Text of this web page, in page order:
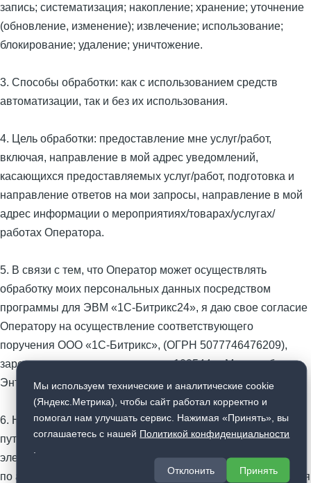
Мы используем технические и аналитические cookie
(Яндекс.Метрика), чтобы сайт работал корректно и
помогал нам улучшать сервис. Нажимая «Принять», вы
соглашаетесь с нашей Политикой конфиденциальности
Отклонить
Принять
запись; систематизация; накопление; хранение; уточнение
(обновление, изменение); извлечение; использование;
блокирование; удаление; уничтожение.
3. Способы обработки: как с использованием средств
автоматизации, так и без их использования.
4. Цель обработки: предоставление мне услуг/работ,
включая, направление в мой адрес уведомлений,
касающихся предоставляемых услуг/работ, подготовка и
направление ответов на мои запросы, направление в мой
адрес информации о мероприятиях/товарах/услугах/
работах Оператора.
5. В связи с тем, что Оператор может осуществлять
обработку моих персональных данных посредством
программы для ЭВМ «1С-Битрикс24», я даю свое согласие
Оператору на осуществление соответствующего
поручения ООО «1С-Битрикс», (ОГРН 5077746476209),
зарегистрированному по адресу: 109544, г. Москва, б-р
Энтузиастов, д. 2, эт.13, пом. 8-19.
6. Настоящее согласие действует до момента его отзыва
путем направления соответствующего уведомления на
электронный адрес wsmongora@mail.ru или направления
по адресу Юридический адрес: 442530, Россия, Пензенская